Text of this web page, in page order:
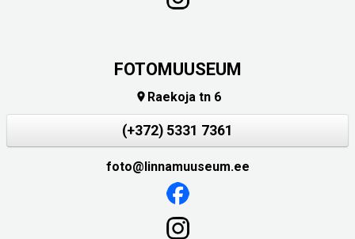
FOTOMUUSEUM
 Raekoja tn 6
(+372) 5331 7361
foto@linnamuuseum.ee